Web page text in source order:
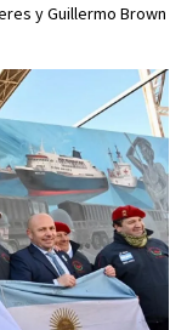
y Guillermo Brown